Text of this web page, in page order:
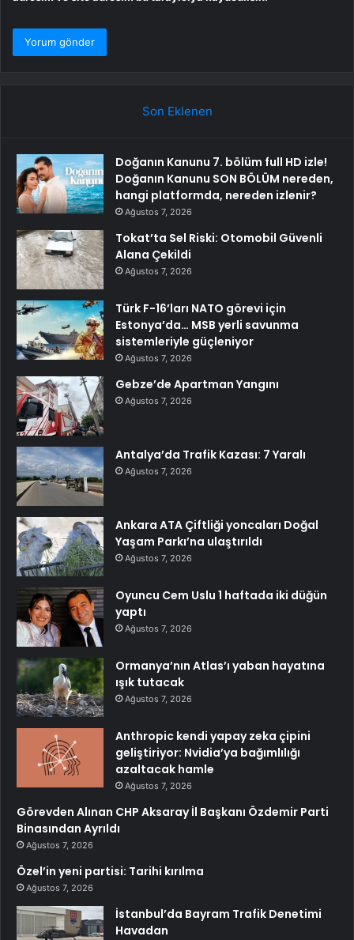
Son Eklenen
Doğanın Kanunu 7. bölüm full HD izle!
Doğanın Kanunu SON BÖLÜM nereden,
hangi platformda, nereden izlenir?
Ağustos 7, 2026
Tokat’ta Sel Riski: Otomobil Güvenli
Alana Çekildi
Ağustos 7, 2026
Türk F-16’ları NATO görevi için
Estonya’da… MSB yerli savunma
sistemleriyle güçleniyor
Ağustos 7, 2026
Gebze’de Apartman Yangını
Ağustos 7, 2026
Antalya’da Trafik Kazası: 7 Yaralı
Ağustos 7, 2026
Ankara ATA Çiftliği yoncaları Doğal
Yaşam Parkı’na ulaştırıldı
Ağustos 7, 2026
Oyuncu Cem Uslu 1 haftada iki düğün
yaptı
Ağustos 7, 2026
Ormanya’nın Atlas’ı yaban hayatına
ışık tutacak
Ağustos 7, 2026
Anthropic kendi yapay zeka çipini
geliştiriyor: Nvidia’ya bağımlılığı
azaltacak hamle
Ağustos 7, 2026
Görevden Alınan CHP Aksaray İl Başkanı Özdemir Parti
Binasından Ayrıldı
Ağustos 7, 2026
Özel’in yeni partisi: Tarihi kırılma
Ağustos 7, 2026
İstanbul’da Bayram Trafik Denetimi
Havadan